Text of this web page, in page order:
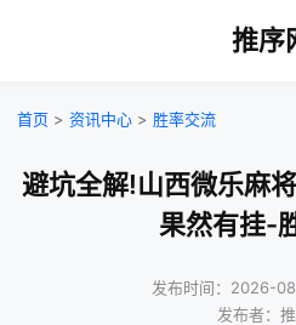
推序
首页 > 资讯中心 > 胜率交流
避坑全解!山西微乐麻
果然有挂-
发布时间：2026-
发布者：